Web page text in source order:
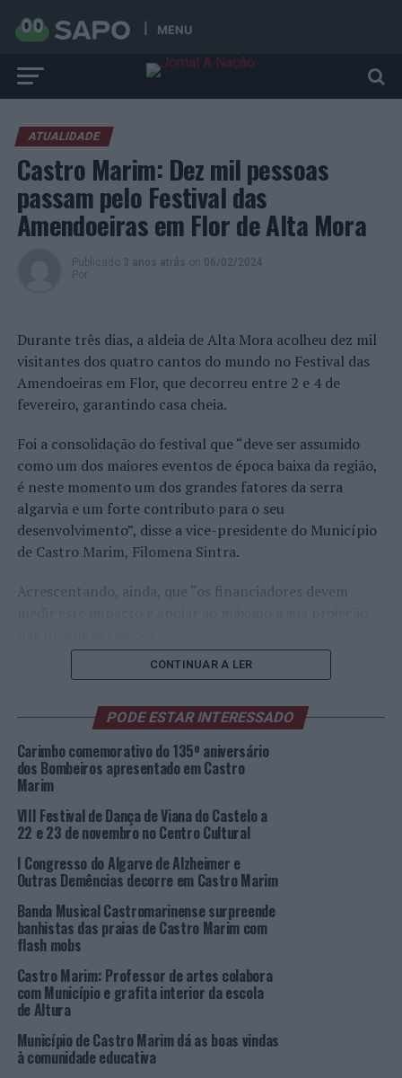
MENU
ATUALIDADE
Castro Marim: Dez mil pessoas
passam pelo Festival das
Amendoeiras em Flor de Alta Mora
Publicado 3 anos atrás on 06/02/2024
Por
Durante três dias, a aldeia de Alta Mora acolheu dez mil
visitantes dos quatro cantos do mundo no Festival das
Amendoeiras em Flor, que decorreu entre 2 e 4 de
fevereiro, garantindo casa cheia.
Foi a consolidação do festival que “deve ser assumido
como um dos maiores eventos de época baixa da região,
é neste momento um dos grandes fatores da serra
algarvia e um forte contributo para o seu
desenvolvimento”, disse a vice-presidente do Município
de Castro Marim, Filomena Sintra.
Acrescentando, ainda, que “os financiadores devem
O sucesso do Festival das Amendoeiras em Flor começou
homologados pela Associação Odiana, uma iniciativa
melhores formas de atrair visitantes ao território.
Os passeios pedestres das amendoeiras em flor foram a
dar resposta ao número de interessados que aumentava
Em 2020, com a chancela do programa “365 Algarve”,
nasceu então o Festival das Amendoeiras em Flor. Já sem
este apoio, foi retomado em 2023 com o compromisso
financeiro do Município de Castro Marim e este ano
coadjuvado pelo Turismo de Portugal, um apoio que a
entidade organizadora da Associação Recreativa,
Cultural e Desportiva dos Amigos da Alta Mora
(ARCDAA) espera que se mantenha.
CONTINUAR A LER
PODE ESTAR INTERESSADO
Carimbo comemorativo do 135º aniversário
dos Bombeiros apresentado em Castro
Marim
VIII Festival de Dança de Viana do Castelo a
22 e 23 de novembro no Centro Cultural
I Congresso do Algarve de Alzheimer e
Outras Demências decorre em Castro Marim
Banda Musical Castromarinense surpreende
banhistas das praias de Castro Marim com
flash mobs
Castro Marim: Professor de artes colabora
com Município e grafita interior da escola
de Altura
Município de Castro Marim dá as boas vindas
à comunidade educativa